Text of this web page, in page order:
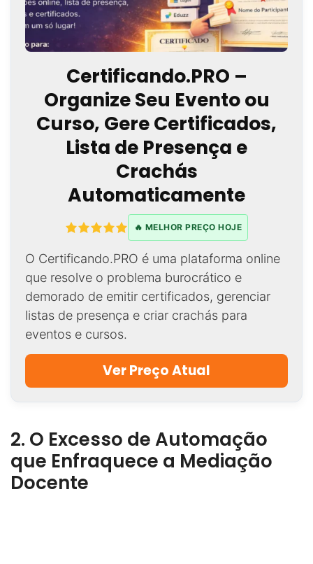
Certificando.PRO –
Organize Seu Evento ou
Curso, Gere Certificados,
Lista de Presença e
Crachás
Automaticamente
🔥 MELHOR PREÇO HOJE
O Certificando.PRO é uma plataforma online
que resolve o problema burocrático e
demorado de emitir certificados, gerenciar
listas de presença e criar crachás para
eventos e cursos.
Ver Preço Atual
2. O Excesso de Automação
que Enfraquece a Mediação
Docente